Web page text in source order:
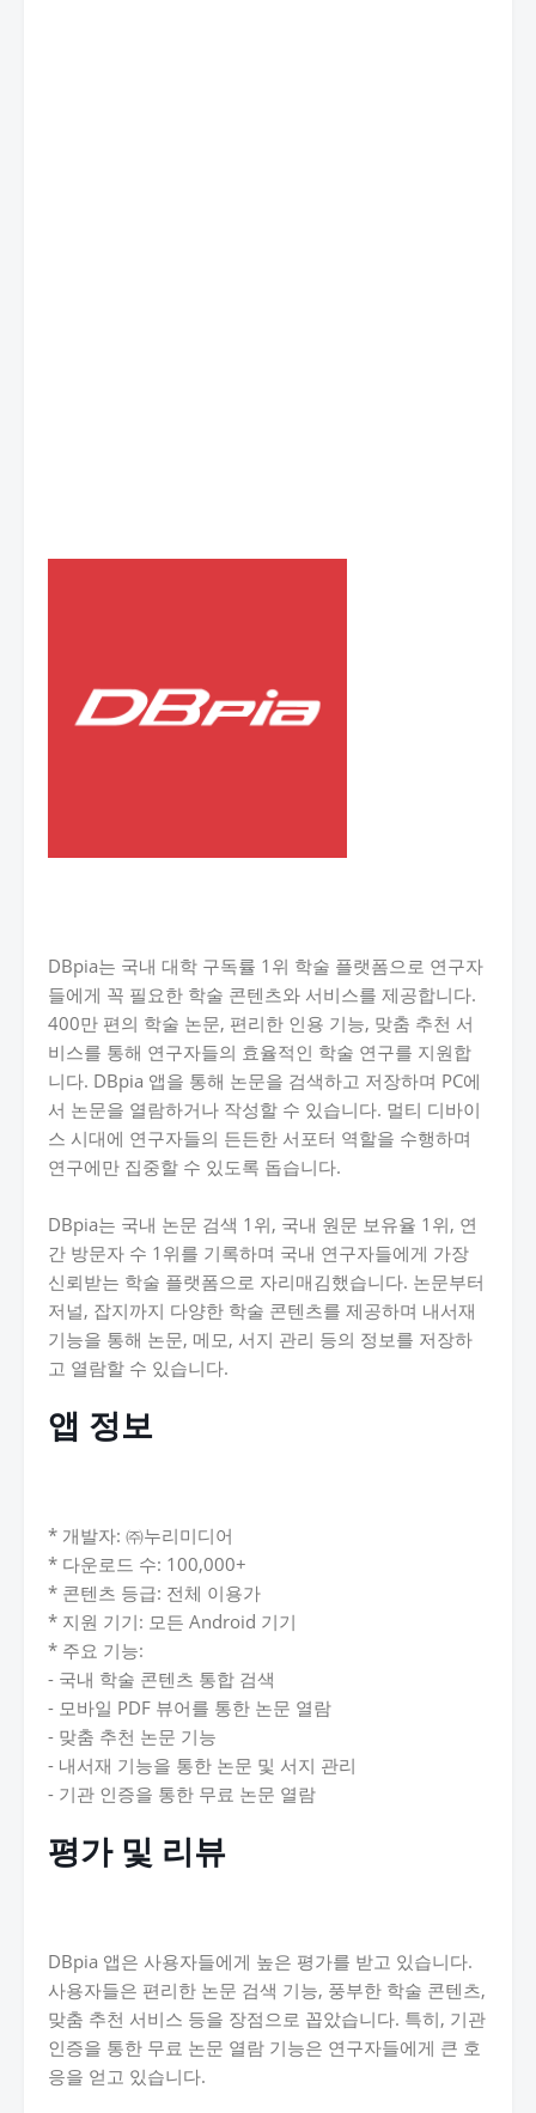
DBpia는 국내 대학 구독률 1위 학술 플랫폼으로 연구자
들에게 꼭 필요한 학술 콘텐츠와 서비스를 제공합니다.
400만 편의 학술 논문, 편리한 인용 기능, 맞춤 추천 서
비스를 통해 연구자들의 효율적인 학술 연구를 지원합
니다. DBpia 앱을 통해 논문을 검색하고 저장하며 PC에
서 논문을 열람하거나 작성할 수 있습니다. 멀티 디바이
스 시대에 연구자들의 든든한 서포터 역할을 수행하며
연구에만 집중할 수 있도록 돕습니다.
DBpia는 국내 논문 검색 1위, 국내 원문 보유율 1위, 연
간 방문자 수 1위를 기록하며 국내 연구자들에게 가장
신뢰받는 학술 플랫폼으로 자리매김했습니다. 논문부터
저널, 잡지까지 다양한 학술 콘텐츠를 제공하며 내서재
기능을 통해 논문, 메모, 서지 관리 등의 정보를 저장하
고 열람할 수 있습니다.
앱 정보
* 개발자: ㈜누리미디어
* 다운로드 수: 100,000+
* 콘텐츠 등급: 전체 이용가
* 지원 기기: 모든 Android 기기
* 주요 기능:
- 국내 학술 콘텐츠 통합 검색
- 모바일 PDF 뷰어를 통한 논문 열람
- 맞춤 추천 논문 기능
- 내서재 기능을 통한 논문 및 서지 관리
- 기관 인증을 통한 무료 논문 열람
평가 및 리뷰
DBpia 앱은 사용자들에게 높은 평가를 받고 있습니다.
사용자들은 편리한 논문 검색 기능, 풍부한 학술 콘텐츠,
맞춤 추천 서비스 등을 장점으로 꼽았습니다. 특히, 기관
인증을 통한 무료 논문 열람 기능은 연구자들에게 큰 호
응을 얻고 있습니다.